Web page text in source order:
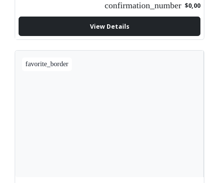
confirmation_number $0,00
View Details
favorite_border